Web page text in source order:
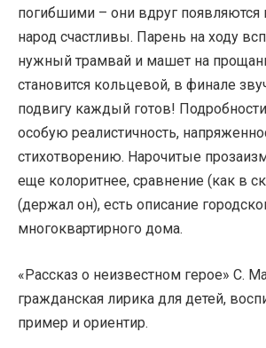
погибшими – они вдруг появляются
народ счастливы. Парень на ходу
нужный трамвай и машет на
становится кольцевой, в финале
подвигу каждый готов!
особую реалистичность,
стихотворению. Нарочитые
еще колоритнее, сравнение (как в
(держал он), есть описание
многоквартирного дома.
«Рассказ о неизвестном герое» С.
гражданская лирика для детей,
пример и ориентир.